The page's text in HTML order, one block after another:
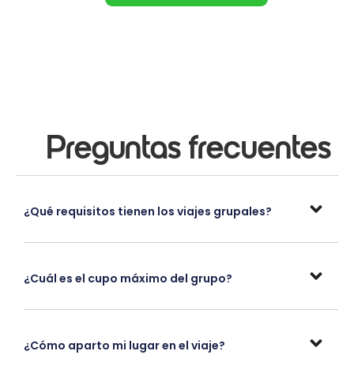
Preguntas frecuentes
¿Qué requisitos tienen los viajes grupales?
¿Cuál es el cupo máximo del grupo?
¿Cómo aparto mi lugar en el viaje?